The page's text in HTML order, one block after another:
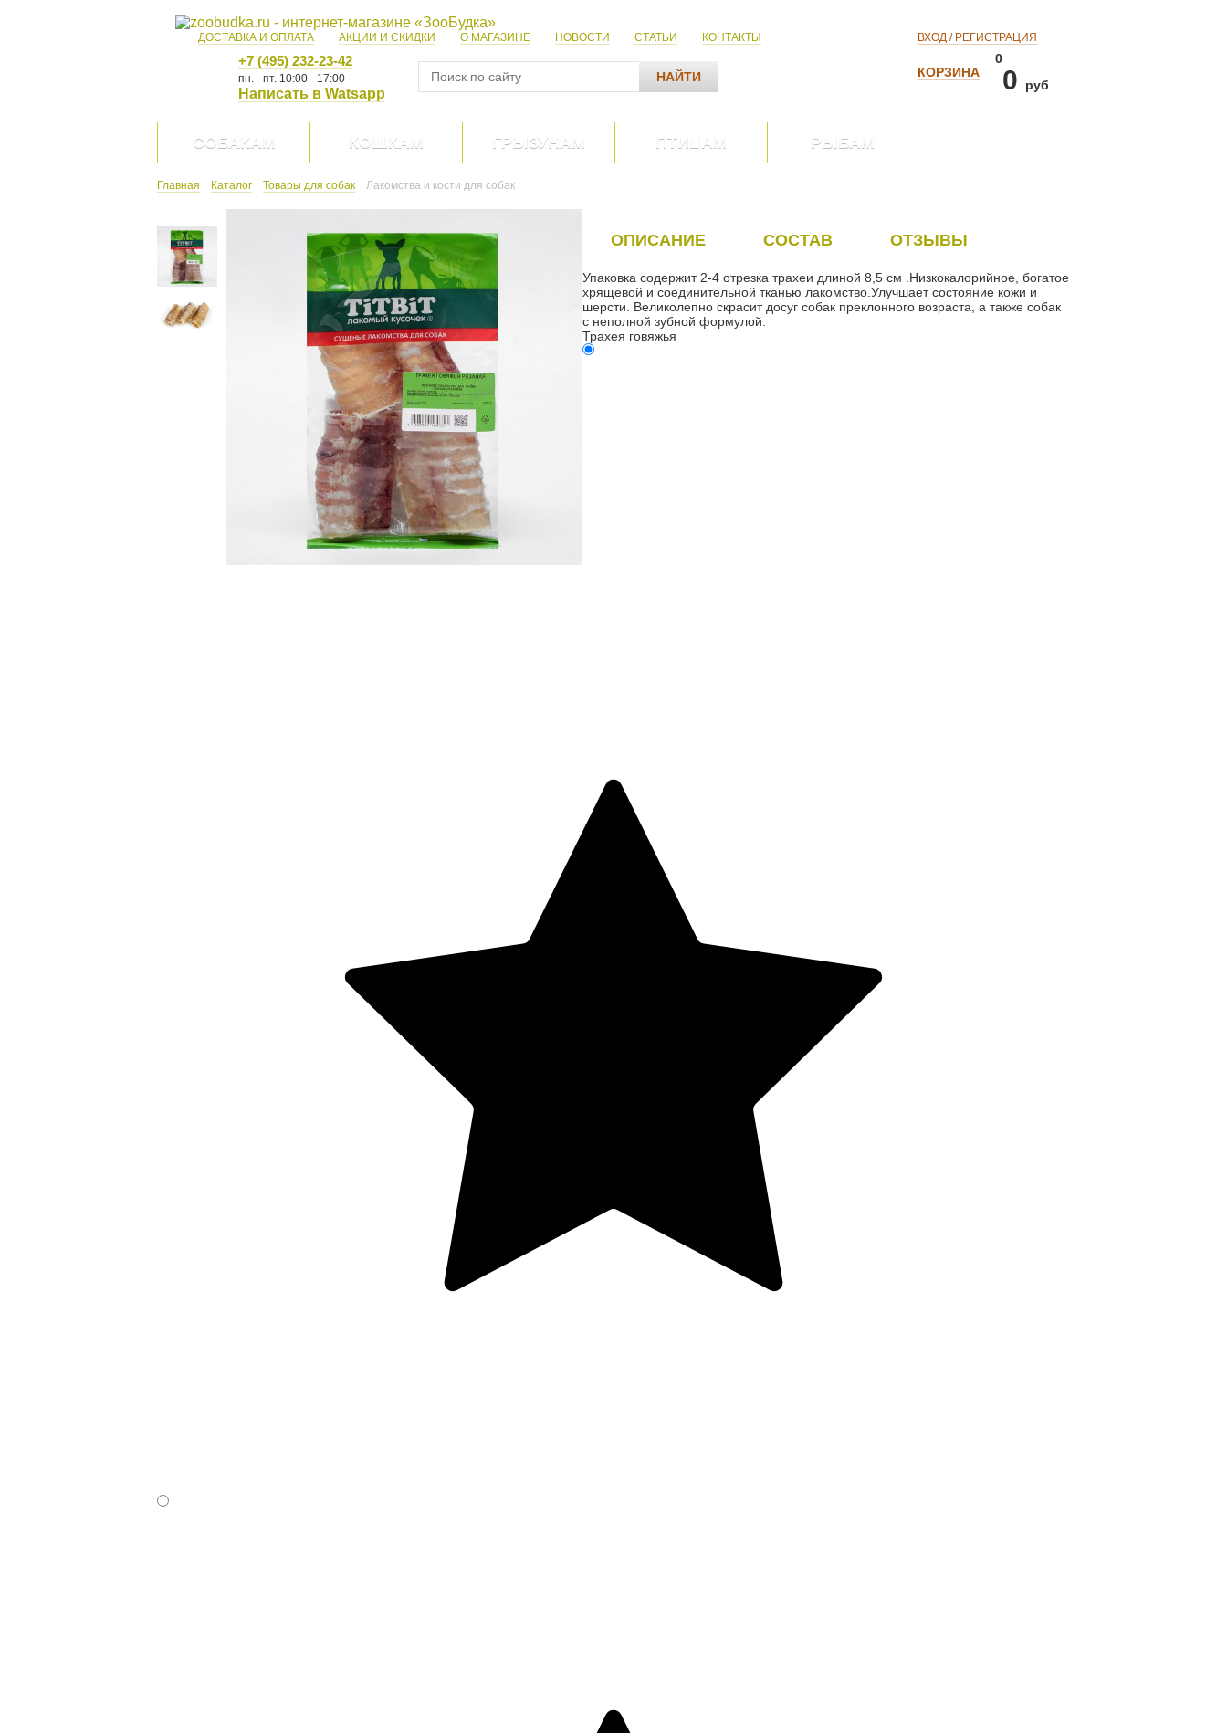
ДОСТАВКА И ОПЛАТА АКЦИИ И СКИДКИ О МАГАЗИНЕ НОВОСТИ СТАТЬИ КОНТАКТЫ
+7 (495) 232-23-42
пн. - пт. 10:00 - 17:00
Написать в Watsapp
НАЙТИ
ВХОД / РЕГИСТРАЦИЯ
КОРЗИНА
0
0 руб
СОБАКАМ КОШКАМ ГРЫЗУНАМ ПТИЦАМ РЫБАМ
Главная Каталог Товары для собак Лакомства и кости для собак
ОПИСАНИЕ СОСТАВ ОТЗЫВЫ
Упаковка содержит 2-4 отрезка трахеи длиной 8,5 см .Низкокалорийное, богатое
хрящевой и соединительной тканью лакомство.Улучшает состояние кожи и
шерсти. Великолепно скрасит досуг собак преклонного возраста, а также собак
с неполной зубной формулой.
Трахея говяжья